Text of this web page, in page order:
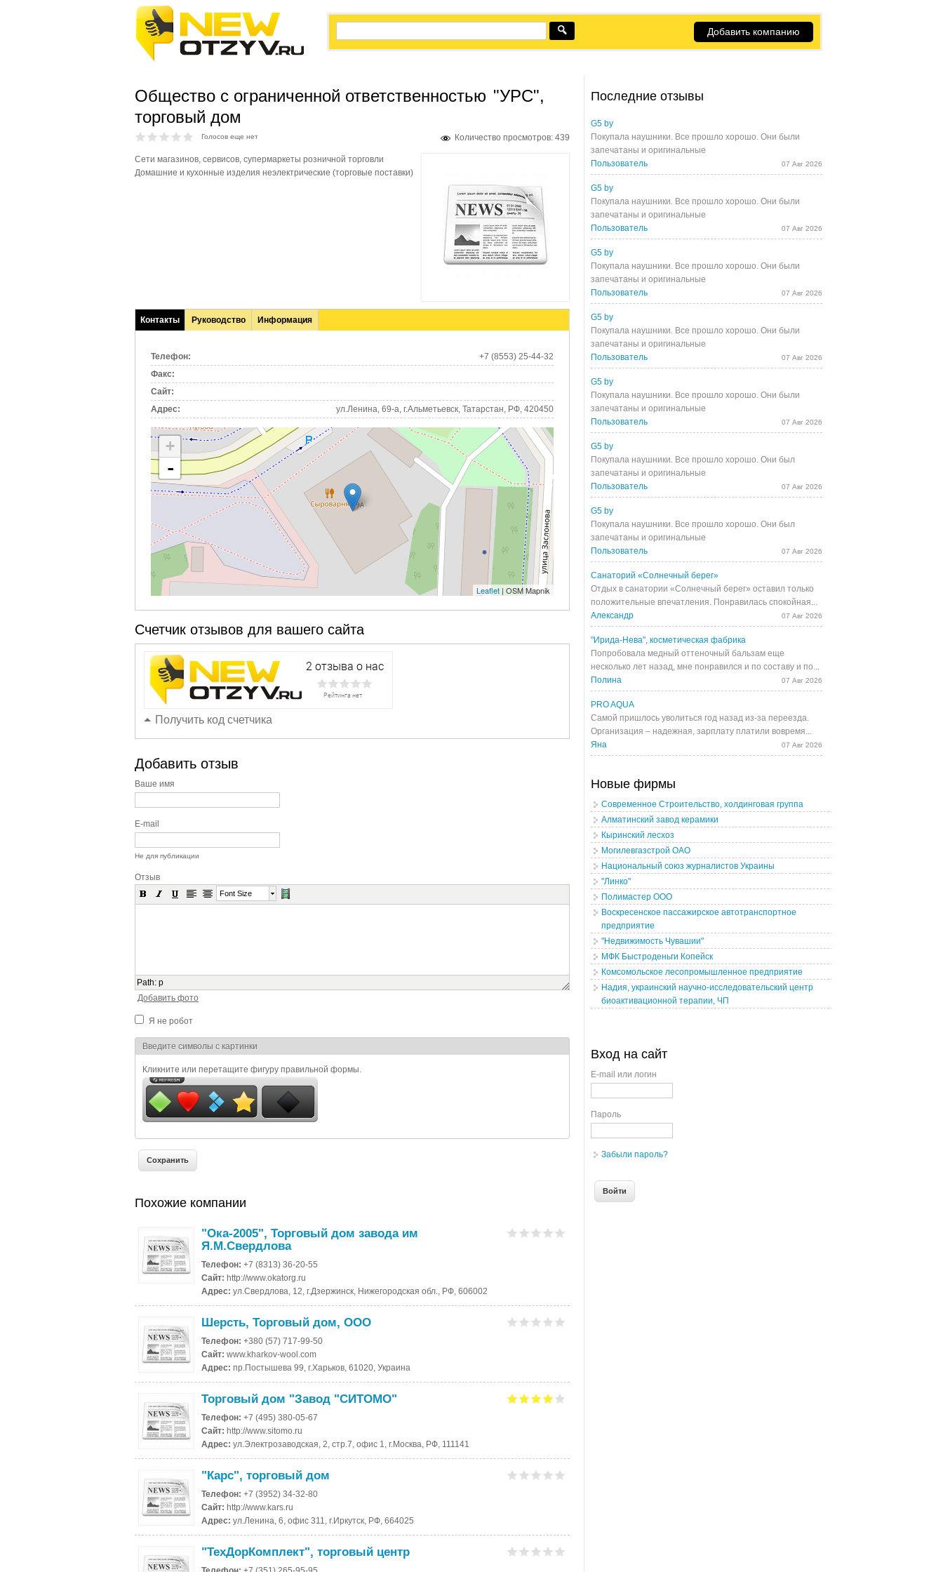
Добавить компанию
Общество с ограниченной ответственностью "УРС",
торговый дом
Количество просмотров: 439
Голосов еще нет
Сети магазинов, сервисов, супермаркеты розничной торговли
Домашние и кухонные изделия неэлектрические (торговые поставки)
Контакты
(активная
Руководство Информация
Телефон:
+7 (8553) 25-44-32
Факс:
Сайт:
Адрес:
ул.Ленина, 69-а, г.Альметьевск, Татарстан, РФ, 420450
+
-
Leaflet | OSM Mapnik
Счетчик отзывов для вашего сайта
Получить код счетчика
Добавить отзыв
Ваше имя
E-mail
Не для публикации
Отзыв
Font Size
Path: p
Добавить фото
Я не робот
Я спамер
Введите символы с картинки
Кликните или перетащите фигуру правильной формы.
Похожие компании
"Ока-2005", Торговый дом завода им
Я.М.Свердлова
Телефон: +7 (8313) 36-20-55
Сайт: http://www.okatorg.ru
Адрес: ул.Свердлова, 12, г.Дзержинск, Нижегородская обл., РФ, 606002
Шерсть, Торговый дом, ООО
Телефон: +380 (57) 717-99-50
Сайт: www.kharkov-wool.com
Адрес: пр.Постышева 99, г.Харьков, 61020, Украина
Торговый дом "Завод "СИТОМО"
Телефон: +7 (495) 380-05-67
Сайт: http://www.sitomo.ru
Адрес: ул.Электрозаводская, 2, стр.7, офис 1, г.Москва, РФ, 111141
"Карс", торговый дом
Телефон: +7 (3952) 34-32-80
Сайт: http://www.kars.ru
Адрес: ул.Ленина, 6, офис 311, г.Иркутск, РФ, 664025
"ТехДорКомплект", торговый центр
Последние отзывы
G5 by
Покупала наушники. Все прошло хорошо. Они были
запечатаны и оригинальные
Пользователь
07 Авг 2026
G5 by
Покупала наушники. Все прошло хорошо. Они были
запечатаны и оригинальные
Пользователь
07 Авг 2026
G5 by
Покупала наушники. Все прошло хорошо. Они были
запечатаны и оригинальные
Пользователь
07 Авг 2026
G5 by
Покупала наушники. Все прошло хорошо. Они были
запечатаны и оригинальные
Пользователь
07 Авг 2026
G5 by
Покупала наушники. Все прошло хорошо. Они были
запечатаны и оригинальные
Пользователь
07 Авг 2026
G5 by
Покупала наушники. Все прошло хорошо. Они был
запечатаны и оригинальные
Пользователь
07 Авг 2026
G5 by
Покупала наушники. Все прошло хорошо. Они был
запечатаны и оригинальные
Пользователь
07 Авг 2026
Санаторий «Солнечный берег»
Отдых в санатории «Солнечный берег» оставил только
положительные впечатления. Понравилась спокойная...
Александр
07 Авг 2026
"Ирида-Нева", косметическая фабрика
Попробовала медный оттеночный бальзам еще
несколько лет назад, мне понравился и по составу и по...
Полина
07 Авг 2026
PRO AQUA
Самой пришлось уволиться год назад из-за переезда.
Организация – надежная, зарплату платили вовремя...
Яна
07 Авг 2026
Новые фирмы
Современное Строительство, холдинговая группа
Алматинский завод керамики
Кыринский лесхоз
Могилевгазстрой ОАО
Национальный союз журналистов Украины
"Линко"
Полимастер ООО
Воскресенское пассажирское автотранспортное
предприятие
"Недвижимость Чувашии"
МФК Быстроденьги Копейск
Комсомольское лесопромышленное предприятие
Надия, украинский научно-исследовательский центр
биоактивационной терапии, ЧП
Вход на сайт
E-mail или логин
Пароль
Забыли пароль?